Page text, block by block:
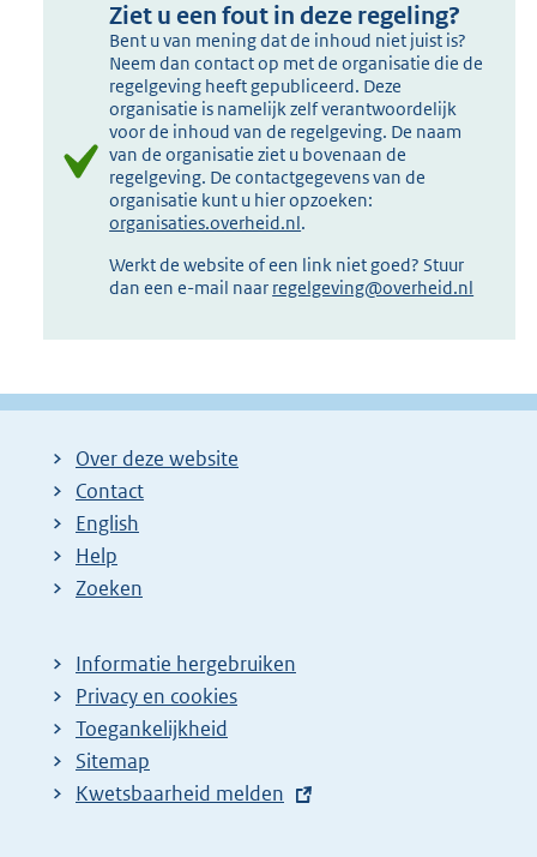
Ziet u een fout in deze regeling?
Bent u van mening dat de inhoud niet juist is?
Neem dan contact op met de organisatie die de
regelgeving heeft gepubliceerd. Deze
organisatie is namelijk zelf verantwoordelijk
voor de inhoud van de regelgeving. De naam
van de organisatie ziet u bovenaan de
regelgeving. De contactgegevens van de
organisatie kunt u hier opzoeken:
organisaties.overheid.nl.
Werkt de website of een link niet goed? Stuur
dan een e-mail naar regelgeving@overheid.nl
Over deze website
Contact
English
Help
Zoeken
Informatie hergebruiken
Privacy en cookies
Toegankelijkheid
Sitemap
E
Kwetsbaarheid melden